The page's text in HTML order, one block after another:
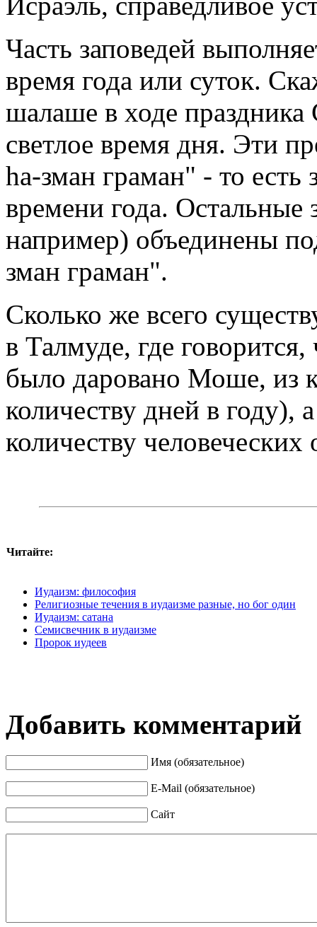
Часть заповедей
время года или суток.
шалаше в ходе праздника
светлое время дня. Эти
hа-зман граман" - то есть
времени года. Остальные
например) объединены
зман граман".
Сколько же всего
в Талмуде, где
было даровано Моше, из
количеству дней в году),
количеству человеческих
Читайте:
Иудаизм: философия
Религиозные течения в иудаизме разные, но бог один
Иудаизм: сатана
Семисвечник в иудаизме
Пророк иудеев
Добавить комментарий
Имя (обязательное)
E-Mail (обязательное)
Сайт